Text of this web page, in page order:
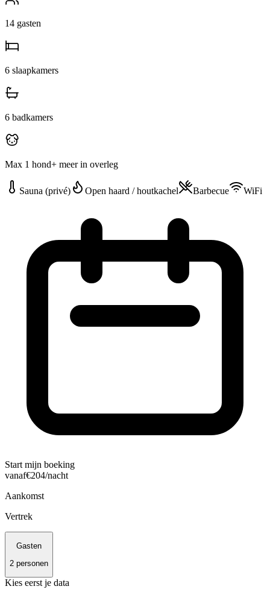
14 gasten
6 slaapkamers
6 badkamers
Max 1 hond+ meer in overleg
Sauna (privé) Open haard / houtkachel Barbecue WiFi
Start mijn boeking
vanaf€204/nacht
Aankomst
Vertrek
Gasten
2 personen
Kies eerst je data